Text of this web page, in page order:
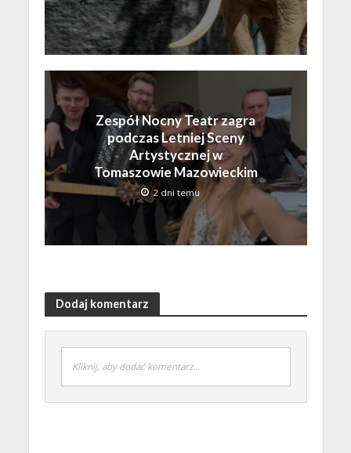
Zespół Nocny Teatr zagra
podczas Letniej Sceny
Artystycznej w
Tomaszowie Mazowieckim
2 dni temu
Dodaj komentarz
Kliknij, aby dodać komentarz...